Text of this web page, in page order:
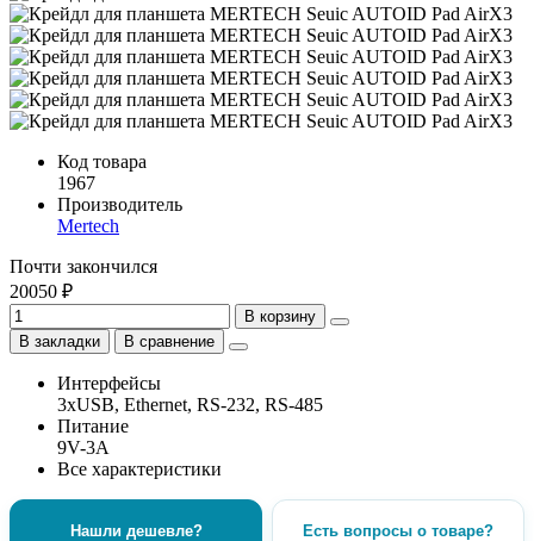
Код товара
1967
Производитель
Mertech
Почти закончился
20050 ₽
В корзину
В закладки
В сравнение
Интерфейсы
3хUSB, Ethernet, RS-232, RS-485
Питание
9V-3A
Все характеристики
Нашли дешевле? Есть вопросы о товаре?